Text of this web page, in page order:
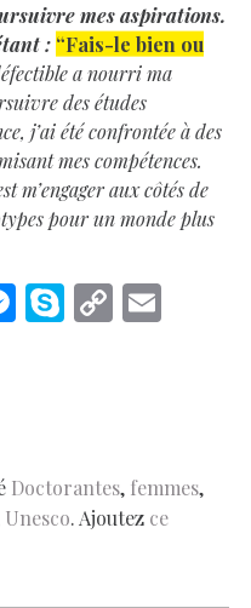
mes aspirations.
: “Fais-le bien ou
a nourri ma
des études
j’ai été confrontée à des
mes compétences.
m’engager aux côtés de
pour un monde plus
M
er
S C
n
k
Doctorantes, femmes,
Unesco. Ajoutez ce